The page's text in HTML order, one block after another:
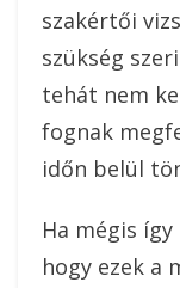
szakértői
szükség
tehát nem
fognak
időn belül
Ha mégis
hogy ezek a